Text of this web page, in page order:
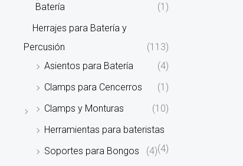
Batería
(1)
Herrajes para Batería y
Percusión
(113)
Asientos para Batería
(4)
Clamps para Cencerros
(1)
Clamps y Monturas
(10)
Herramientas para bateristas
(4)
Soportes para Bongos
(4)